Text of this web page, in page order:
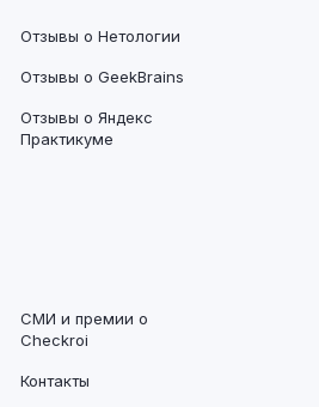
Отзывы о Нетологии
Отзывы о GeekBrains
Отзывы о Яндекс
Практикуме
СМИ и премии о
Checkroi
Контакты